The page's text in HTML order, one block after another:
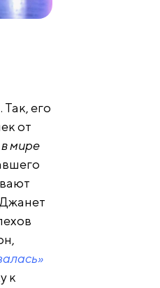
его
от
мире
к